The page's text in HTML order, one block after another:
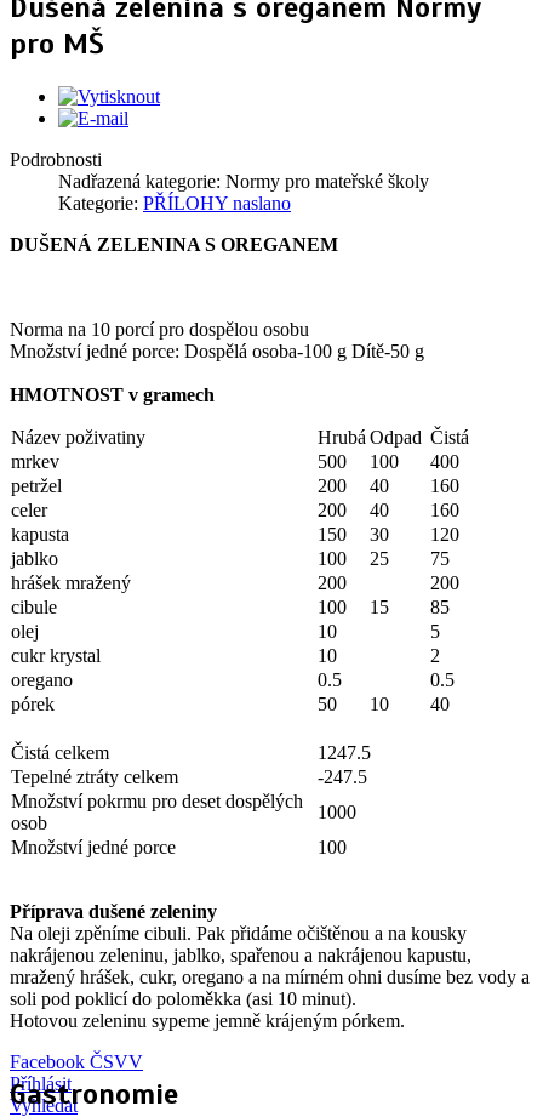
pro MŠ
Podrobnosti
Nadřazená kategorie: Normy pro mateřské školy
Kategorie: PŘÍLOHY naslano
DUŠENÁ ZELENINA S OREGANEM
Norma na 10 porcí pro dospělou osobu
Množství jedné porce: Dospělá osoba-100 g Dítě-50 g
HMOTNOST v gramech
Název poživatiny Hrubá Odpad Čistá
mrkev
500 100
400
petržel
200 40
160
celer
200 40
160
kapusta
150 30
120
jablko
100 25
75
hrášek mražený
200
200
cibule
100 15
85
olej
10
5
cukr krystal
10
2
oregano
0.5
0.5
pórek
50 10 40
Čistá celkem
1247.5
Tepelné ztráty celkem
-247.5
Množství pokrmu pro deset dospělých
osob
1000
Množství jedné porce
100
Příprava dušené zeleniny
Na oleji zpěníme cibuli. Pak přidáme očištěnou a na kousky
nakrájenou zeleninu, jablko, spařenou a nakrájenou kapustu,
mražený hrášek, cukr, oregano a na mírném ohni dusíme bez vody a
soli pod poklicí do poloměkka (asi 10 minut).
Hotovou zeleninu sypeme jemně krájeným pórkem.
Gastronomie
Facebook ČSVV
Příhlásit
Vyhledat